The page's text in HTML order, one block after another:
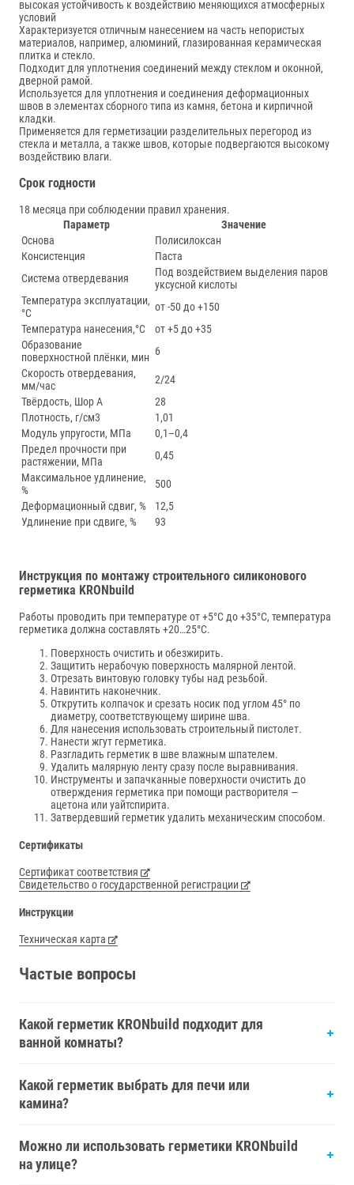
высокая устойчивость к воздействию меняющихся атмосферных
условий
Характеризуется отличным нанесением на часть непористых
материалов, например, алюминий, глазированная керамическая
плитка и стекло.
Подходит для уплотнения соединений между стеклом и оконной,
дверной рамой.
Используется для уплотнения и соединения деформационных
швов в элементах сборного типа из камня, бетона и кирпичной
кладки.
Применяется для герметизации разделительных перегород из
стекла и металла, а также швов, которые подвергаются высокому
воздействию влаги.
Срок годности
18 месяца при соблюдении правил хранения.
Параметр
Значение
Основа
Полисилоксан
Консистенция
Паста
Система отвердевания
Под воздействием выделения паров
уксусной кислоты
Температура эксплуатации,
°С
от -50 до +150
Температура нанесения,°С
от +5 до +35
Образование
поверхностной плёнки, мин 6
Скорость отвердевания,
мм/час
2/24
Твёрдость, Шор А
28
Плотность, г/см3
1,01
Модуль упругости, МПа
0,1–0,4
Предел прочности при
растяжении, МПа
0,45
Максимальное удлинение,
%
500
Деформационный сдвиг, %
12,5
Удлинение при сдвиге, %
93
Инструкция по монтажу строительного силиконового
герметика KRONbuild
Работы проводить при температуре от +5°С до +35°С, температура
герметика должна составлять +20…25°C.
Поверхность очистить и обезжирить.
Защитить нерабочую поверхность малярной лентой.
Отрезать винтовую головку тубы над резьбой.
Навинтить наконечник.
Открутить колпачок и срезать носик под углом 45° по
диаметру, соответствующему ширине шва.
Для нанесения использовать строительный пистолет.
Нанести жгут герметика.
Разгладить герметик в шве влажным шпателем.
Удалить малярную ленту сразу после выравнивания.
Инструменты и запачканные поверхности очистить до
отверждения герметика при помощи растворителя —
ацетона или уайтспирита.
Затвердевший герметик удалить механическим способом.
Сертификаты
Сертификат соответствия
Свидетельство о государственной регистрации
Инструкции
Техническая карта
Частые вопросы
Какой герметик KRONbuild подходит для
ванной комнаты?
Какой герметик выбрать для печи или
камина?
Можно ли использовать герметики KRONbuild
на улице?